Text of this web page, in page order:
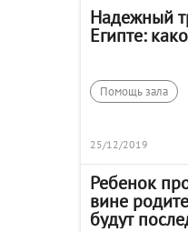
Надежный
Египте:
Помощь зала
25/12/2019
Ребенок
вине
будут